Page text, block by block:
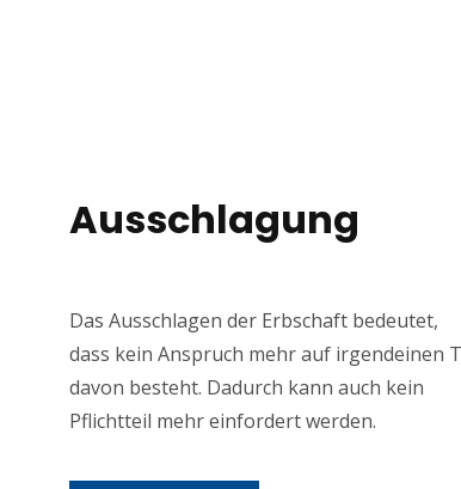
Ausschlagung
Das Ausschlagen der Erbschaft bedeutet,
dass kein Anspruch mehr auf irgendeinen
davon besteht. Dadurch kann auch kein
Pflichtteil mehr einfordert werden.